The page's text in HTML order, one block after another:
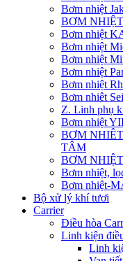
Bơm nhiệt
BƠM
Bơm nhiệt
Bơm nhiệt
Bơm nhiệt
Bơm nhiệt
Bơm nhiệt
Bơm nhiêt
Z. Linh phụ
Bơm nhiệt
BƠM
TÂM
BƠM
Bơm nhiệt,
Bơm nhiệt-
Bộ xử lý khí tươi
Carrier
Điều hòa
Linh kiện
Linh